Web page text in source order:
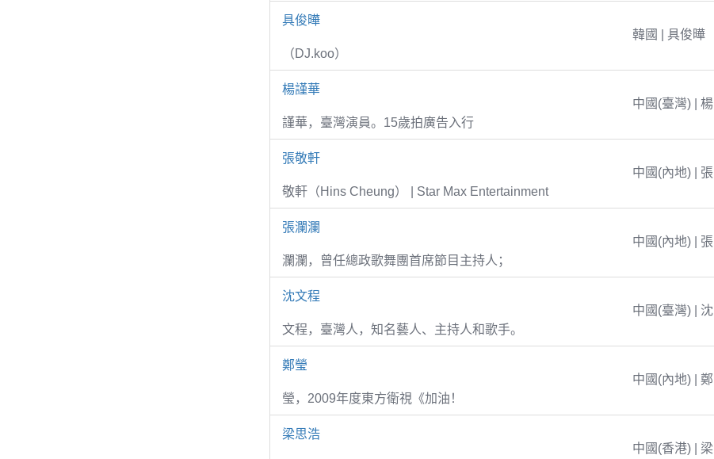
具俊曄
韓國 | 具俊曄
（DJ.koo）
楊謹華
中國(臺灣) | 楊
謹華，臺灣演員。15歲拍廣告入行
張敬軒
中國(內地) | 張
敬軒（Hins Cheung） | Star Max Entertainment
張瀾瀾
中國(內地) | 張
瀾瀾，曾任總政歌舞團首席節目主持人；
沈文程
中國(臺灣) | 沈
文程，臺灣人，知名藝人、主持人和歌手。
鄭瑩
中國(內地) | 鄭
瑩，2009年度東方衛視《加油！
梁思浩
中國(香港) | 梁